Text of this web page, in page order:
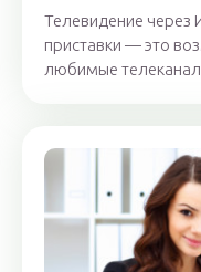
Телевидение через
приставки — это
любимые